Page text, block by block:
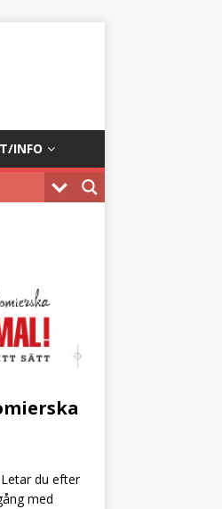
INFO
du efter
med